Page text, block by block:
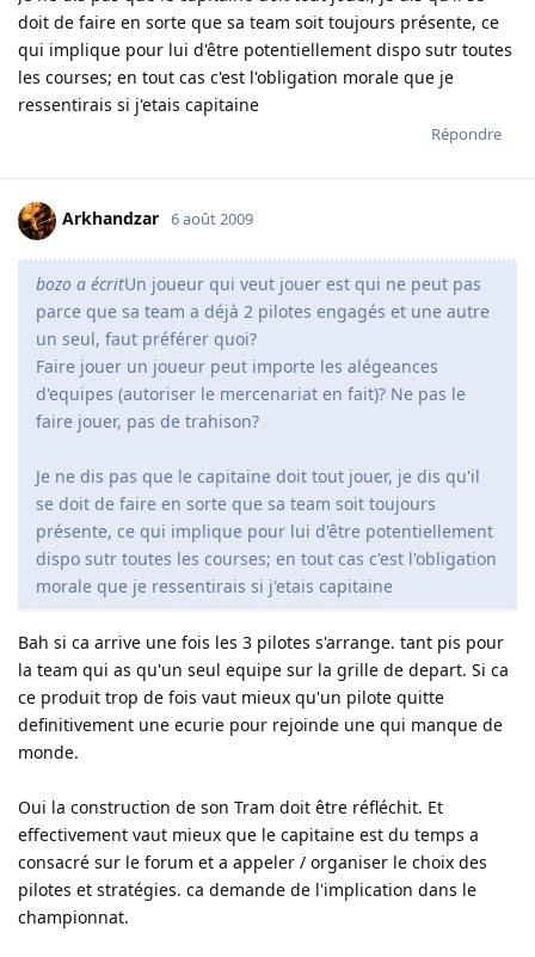
doit de faire en sorte que sa team soit toujours présente, ce
qui implique pour lui d'être potentiellement dispo sutr toutes
les courses; en tout cas c'est l'obligation morale que je
ressentirais si j'etais capitaine
Répondre
Arkhandzar 6 août 2009
bozo a écritUn joueur qui veut jouer est qui ne peut pas
parce que sa team a déjà 2 pilotes engagés et une autre
un seul, faut préférer quoi?
Faire jouer un joueur peut importe les alégeances
d'equipes (autoriser le mercenariat en fait)? Ne pas le
faire jouer, pas de trahison?
Je ne dis pas que le capitaine doit tout jouer, je dis qu'il
se doit de faire en sorte que sa team soit toujours
présente, ce qui implique pour lui d'être potentiellement
dispo sutr toutes les courses; en tout cas c'est l'obligation
morale que je ressentirais si j'etais capitaine
Bah si ca arrive une fois les 3 pilotes s'arrange. tant pis pour
la team qui as qu'un seul equipe sur la grille de depart. Si ca
ce produit trop de fois vaut mieux qu'un pilote quitte
definitivement une ecurie pour rejoinde une qui manque de
monde.
Oui la construction de son Tram doit être réfléchit. Et
effectivement vaut mieux que le capitaine est du temps a
consacré sur le forum et a appeler / organiser le choix des
pilotes et stratégies. ca demande de l'implication dans le
championnat.